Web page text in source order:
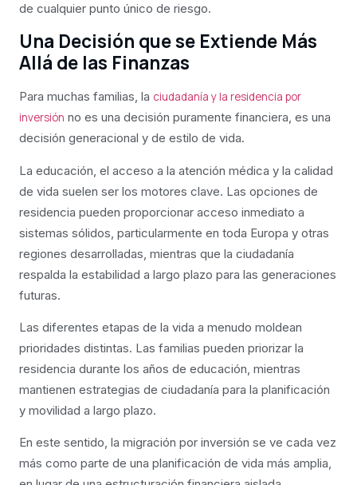
de cualquier punto único de riesgo.
Una Decisión que se Extiende Más
Allá de las Finanzas
Para muchas familias, la ciudadanía y la residencia por
inversión no es una decisión puramente financiera, es una
decisión generacional y de estilo de vida.
La educación, el acceso a la atención médica y la calidad
de vida suelen ser los motores clave. Las opciones de
residencia pueden proporcionar acceso inmediato a
sistemas sólidos, particularmente en toda Europa y otras
regiones desarrolladas, mientras que la ciudadanía
respalda la estabilidad a largo plazo para las generaciones
futuras.
Las diferentes etapas de la vida a menudo moldean
prioridades distintas. Las familias pueden priorizar la
residencia durante los años de educación, mientras
mantienen estrategias de ciudadanía para la planificación
y movilidad a largo plazo.
En este sentido, la migración por inversión se ve cada vez
más como parte de una planificación de vida más amplia,